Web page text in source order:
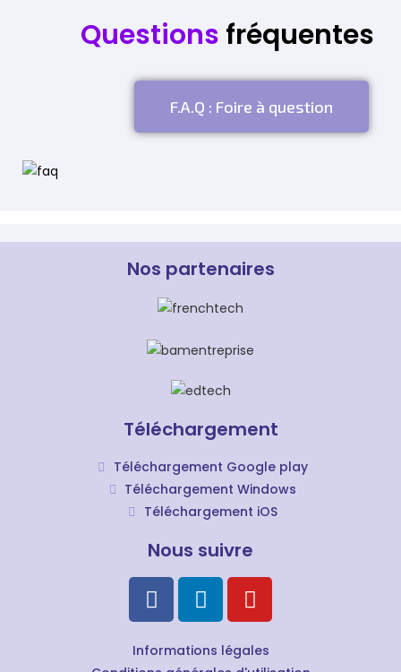
Questions fréquentes
F.A.Q : Foire à question
Nos partenaires
Téléchargement
Téléchargement Google play
Téléchargement Windows
Téléchargement iOS
Nous suivre
Informations légales